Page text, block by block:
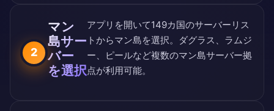
2
マン
島サー
バー
を選択
アプリを開いて149カ国のサーバーリス
トからマン島を選択。ダグラス、ラムジ
ー、ピールなど複数のマン島サーバー拠
点が利用可能。